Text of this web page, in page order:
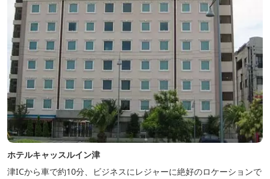
ホテルキャッスルイン津
津ICから車で約10分、ビジネスにレジャーに絶好のロケーションで